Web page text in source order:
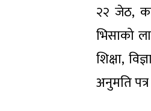
२२ जेठ,
भिसाको
शिक्षा,
अनुमति